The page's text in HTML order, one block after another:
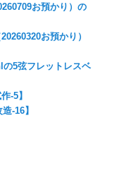
お預かり）の
お預かり）
5弦フレットレスベ
-5】
-16】